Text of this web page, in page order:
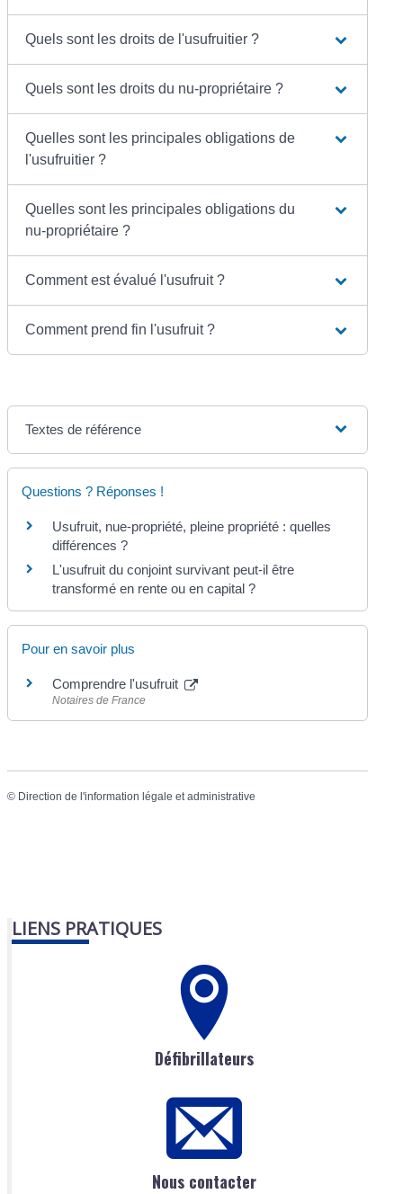
Quels sont les droits de l'usufruitier ?
Quels sont les droits du nu-propriétaire ?
Quelles sont les principales obligations de
l'usufruitier ?
Quelles sont les principales obligations du
nu-propriétaire ?
Comment est évalué l'usufruit ?
Comment prend fin l'usufruit ?
Textes de référence
Questions ? Réponses !
Usufruit, nue-propriété, pleine propriété : quelles
différences ?
L'usufruit du conjoint survivant peut-il être
transformé en rente ou en capital ?
Pour en savoir plus
Comprendre l'usufruit
Notaires de France
© Direction de l'information légale et administrative
LIENS PRATIQUES
Défibrillateurs
Nous contacter